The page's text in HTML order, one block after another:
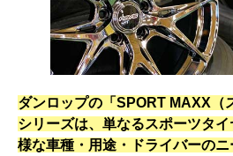
ダンロップの「SPORT MAXX（
シリーズは、単なるスポーツタ
様な車種・用途・ドライバーの